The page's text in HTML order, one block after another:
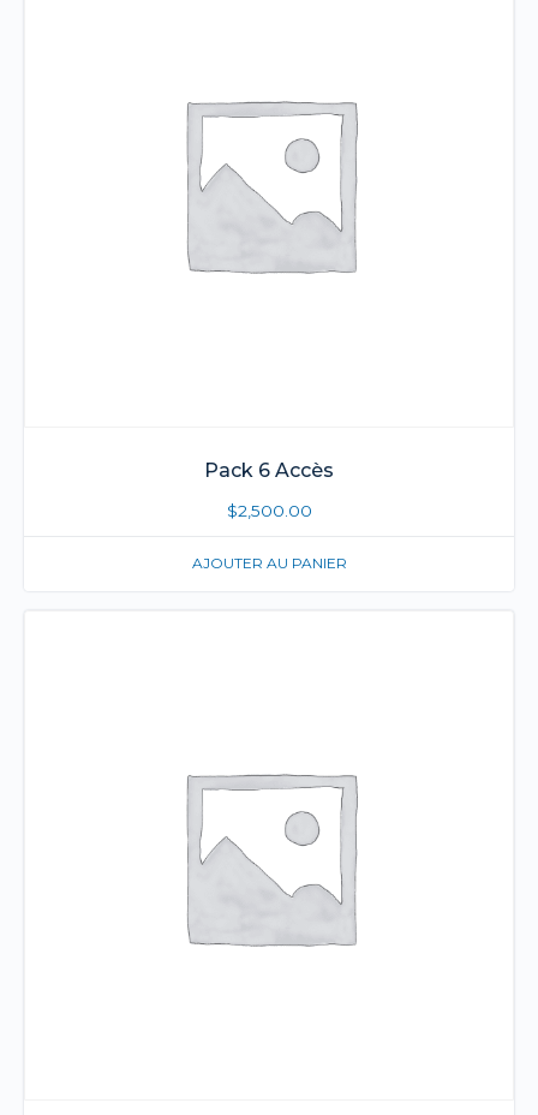
Pack 6 Accès
$2,500.00
AJOUTER AU PANIER